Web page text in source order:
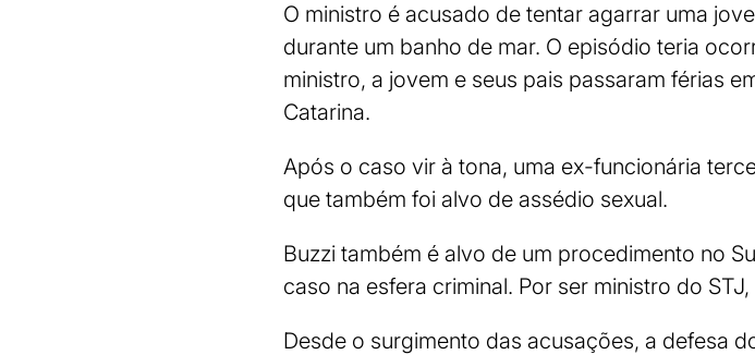
O ministro é acusado de tentar agarrar uma
durante um banho de mar. O episódio teria
ministro, a jovem e seus pais passaram férias
Catarina.
Após o caso vir à tona, uma ex-funcionária
que também foi alvo de assédio sexual.
Buzzi também é alvo de um procedimento no
caso na esfera criminal. Por ser ministro do
Desde o surgimento das acusações, a defesa